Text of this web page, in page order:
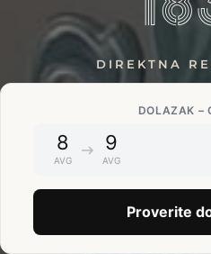
DIREKTNA
DOLAZAK –
8
AVG
9
AVG
Proverite